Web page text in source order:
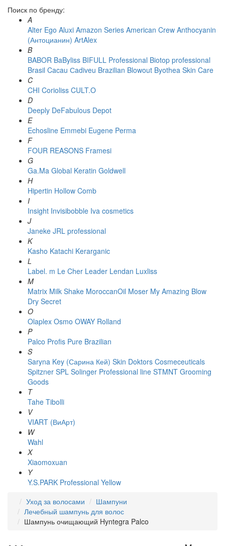
Поиск по бренду:
A
Alter Ego Aluxi Amazon Series American Crew Anthocyanin
(Антоцианин) ArtAlex
B
BABOR BaByliss BIFULL Professional Biotop professional
Brasil Cacau Сadiveu Brazilian Blowout Byothea Skin Care
C
CHI Corioliss CULT.O
D
Deeply DeFabulous Depot
E
Echosline Emmebi Eugene Perma
F
FOUR REASONS Framesi
G
Ga.Ma Global Keratin Goldwell
H
Hipertin Hollow Comb
I
Insight Invisibobble Iva cosmetics
J
Janeke JRL professional
K
Kasho Katachi Kerarganic
L
Label. m Le Cher Leader Lendan Luxliss
M
Matrix Milk Shake MoroccanOil Moser My Amazing Blow
Dry Secret
O
Olaplex Osmo OWAY Rolland
P
Palco Profis Pure Brazilian
S
Saryna Key (Сарина Кей) Skin Doktors Cosmeceuticals
Spitzner SPL Solinger Professional line STMNT Grooming
Goods
T
Tahe Tibolli
V
VIART (ВиАрт)
W
Wahl
X
Xiaomoxuan
Y
Y.S.PARK Professional Yellow
Уход за волосами
Шампуни
Лечебный шампунь для волос
Шампунь очищающий Hyntegra Palco